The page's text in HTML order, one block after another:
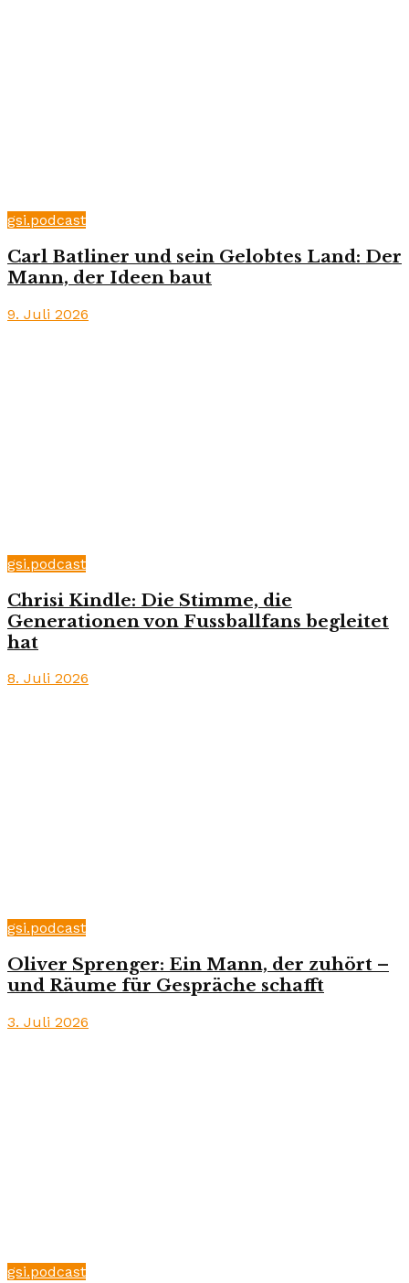
gsi.podcast
Carl Batliner und sein Gelobtes Land: Der
Mann, der Ideen baut
9. Juli 2026
gsi.podcast
Chrisi Kindle: Die Stimme, die
Generationen von Fussballfans begleitet
hat
8. Juli 2026
gsi.podcast
Oliver Sprenger: Ein Mann, der zuhört –
und Räume für Gespräche schafft
3. Juli 2026
gsi.podcast